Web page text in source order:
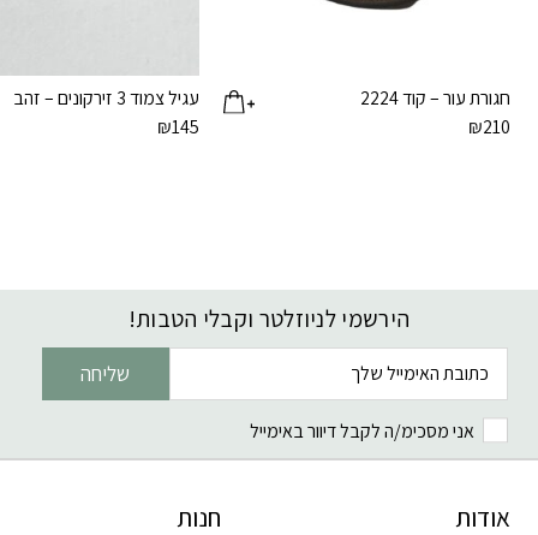
חגורת עור – קוד 2224
₪210
עגיל צמוד 3 זירקונים – זהב
₪145
הירשמי לניוזלטר וקבלי הטבות!
שליחה
אני מסכימ/ה לקבל דיוור באימייל
אודות חנות